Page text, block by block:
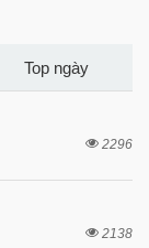
Top ngày
2296
2138